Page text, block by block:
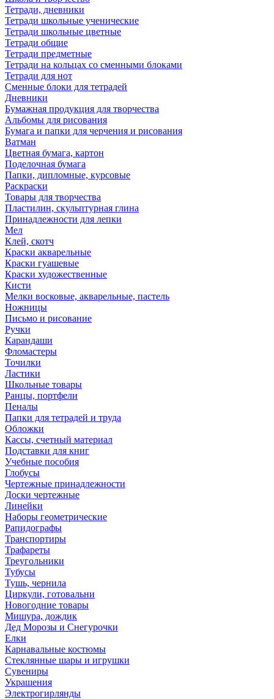
Тетради, дневники
Тетради школьные ученические
Тетради школьные цветные
Тетради общие
Тетради предметные
Тетради на кольцах со сменными блоками
Тетради для нот
Сменные блоки для тетрадей
Дневники
Бумажная продукция для творчества
Альбомы для рисования
Бумага и папки для черчения и рисования
Ватман
Цветная бумага, картон
Поделочная бумага
Папки, дипломные, курсовые
Раскраски
Товары для творчества
Пластилин, скульптурная глина
Принадлежности для лепки
Мел
Клей, скотч
Краски акварельные
Краски гуашевые
Краски художественные
Кисти
Мелки восковые, акварельные, пастель
Ножницы
Письмо и рисование
Ручки
Карандаши
Фломастеры
Точилки
Ластики
Школьные товары
Ранцы, портфели
Пеналы
Папки для тетрадей и труда
Обложки
Кассы, счетный материал
Подставки для книг
Учебные пособия
Глобусы
Чертежные принадлежности
Доски чертежные
Линейки
Наборы геометрические
Рапидографы
Транспортиры
Трафареты
Треугольники
Тубусы
Тушь, чернила
Циркули, готовальни
Новогодние товары
Мишура, дождик
Дед Морозы и Снегурочки
Елки
Карнавальные костюмы
Стеклянные шары и игрушки
Сувениры
Украшения
Электрогирлянды